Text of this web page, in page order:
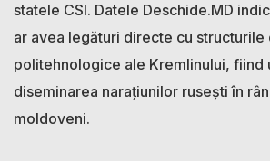
statele CSI. Datele Deschide.MD
ar avea legături directe cu
politehnologice ale Kremlinului, fiind
diseminarea narațiunilor rusești în
moldoveni.